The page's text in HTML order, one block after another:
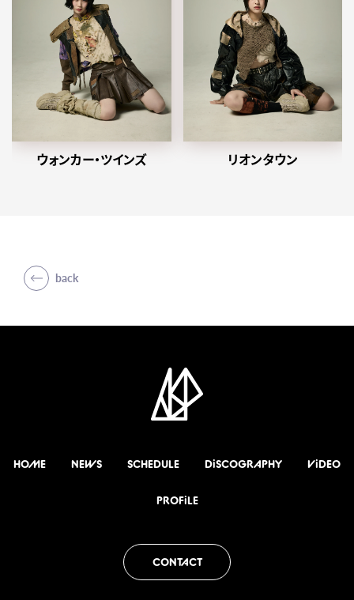
ウォンカー・ツインズ リオンタウン
back
HOME NEWS SCHEDULE DiSCOGRAPHY ViDEO
PROFiLE
CONTACT